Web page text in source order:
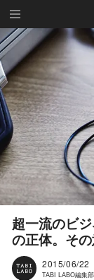
超一流のビ
の正体。そ
2015/06/22
TABI LABO編集部